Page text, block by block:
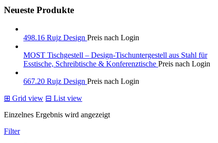
Neueste Produkte
498.16 Rujz Design Preis nach Login
MOST Tischgestell – Design-Tischuntergestell aus Stahl für
Esstische, Schreibtische & Konferenztische Preis nach Login
667.20 Rujz Design Preis nach Login
⊞ Grid view ⊟ List view
Einzelnes Ergebnis wird angezeigt
Filter